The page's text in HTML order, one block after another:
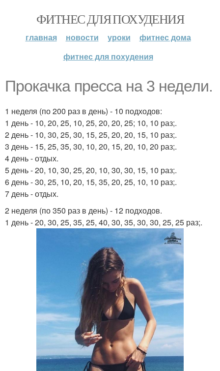
ФИТНЕС ДЛЯ ПОХУДЕНИЯ
главная новости уроки
фитнес дома
фитнес для похудения
Прокачка пресса на 3 недели.
1 неделя (по 200 раз в день) - 10 подходов:
1 день - 10, 20, 25, 10, 25, 20, 20, 25; 10, 10 раз;.
2 день - 10, 30, 25, 30, 15, 25, 20, 20, 15, 10 раз;.
3 день - 15, 25, 35, 30, 10, 20, 15, 20, 10, 20 раз;.
4 день - отдых.
5 день - 20, 10, 30, 25, 20, 10, 30, 30, 15, 10 раз;.
6 день - 30, 25, 10, 20, 15, 35, 20, 25, 10, 10 раз;.
7 день - отдых.
2 неделя (по 350 раз в день) - 12 подходов.
1 день - 20, 30, 25, 35, 25, 40, 30, 35, 30, 30, 25, 25 раз;.